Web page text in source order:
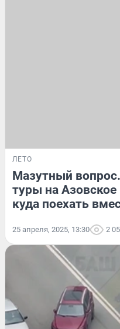
ЛЕТО
Мазутный
туры на
куда поехать
25 апреля, 2025, 13:30 2